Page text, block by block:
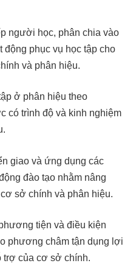
người học, phân chia vào
phục vụ học tập cho
và phân hiệu.
ở phân hiệu theo
có trình độ và kinh nghiệm
giao và ứng dụng các
đào tạo nhằm nâng
sở chính và phân hiệu.
tiện và điều kiện
phương châm tận dụng lợi
trợ của cơ sở chính.